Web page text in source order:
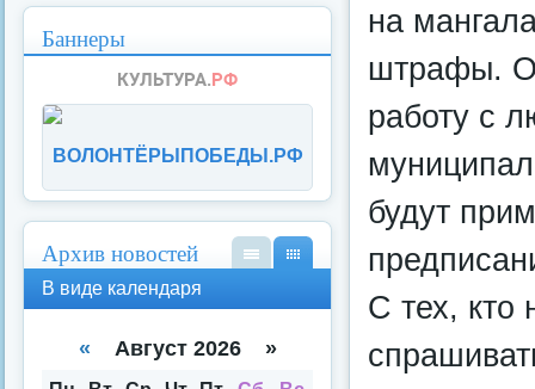
на
штрафы.
работу с
будут
С тех, кто
Баннеры
ВОЛОНТЁРЫПОБЕДЫ.РФ
Архив новостей
кал
спи
В виде календаря
« Август 2026 »